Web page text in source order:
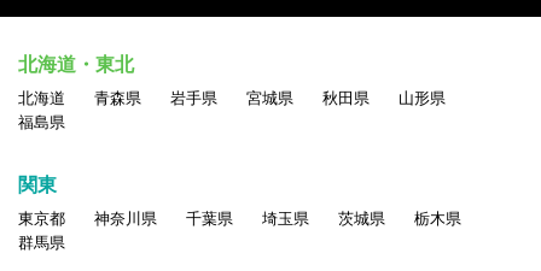
北海道・東北
北海道 青森県 岩手県 宮城県 秋田県
山形県
福島県
関東
東京都 神奈川県 千葉県 埼玉県 茨城県
栃木県
群馬県